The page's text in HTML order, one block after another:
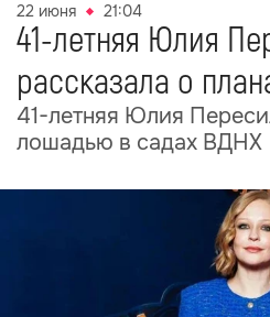
22 июня 21:04
41-летняя Юлия
рассказала о
41-летняя Юлия
лошадью в садах ВДНХ